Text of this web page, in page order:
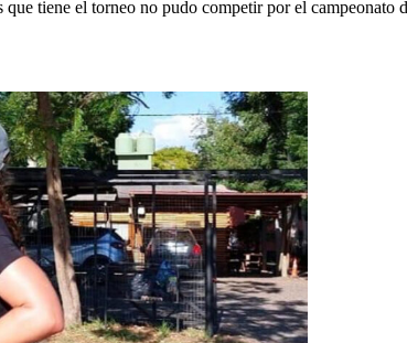
tiene el torneo no pudo competir por el campeonato